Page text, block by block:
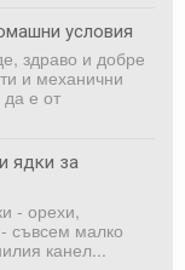
условия
здраво и добре
и механични
е от
ядки за
- орехи,
съвсем малко
канел...